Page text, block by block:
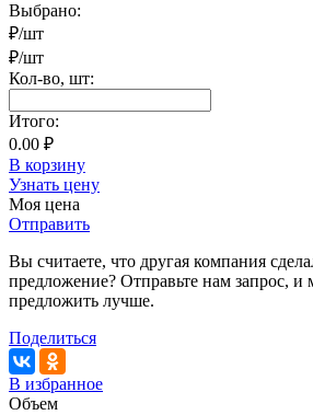
Выбрано:
₽/шт
₽/шт
Кол-во, шт:
Итого:
0.00 ₽
В корзину
Узнать цену
Моя цена
Отправить
Вы считаете, что другая компания
предложение? Отправьте нам запрос, и
предложить лучше.
Поделиться
В избранное
Объем